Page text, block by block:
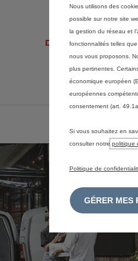
Découvrez
Nous utilisons des
possible sur notre site
la gestion du réseau et
fonctionnalités telles
nous vous proposons.
plus pertinentes.
économique européen
européennes
consentement (art.
Si vous souhaitez en
consulter notre politique
Politique de
GÉRER